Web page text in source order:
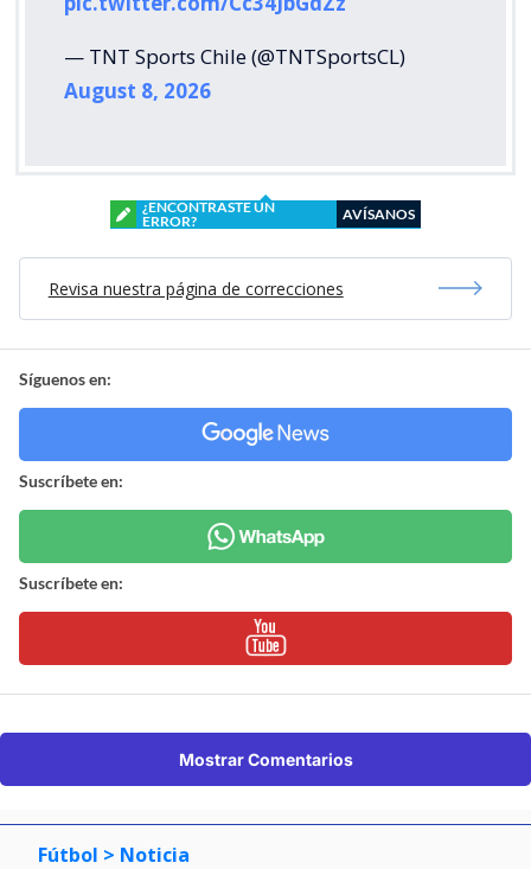
— TNT Sports Chile (@TNTSportsCL)
August 8, 2026
¿ENCONTRASTE UN
ERROR?
AVÍSANOS
Revisa nuestra página de correcciones
Síguenos en:
Suscríbete en:
Suscríbete en:
Mostrar Comentarios
Fútbol > Noticia